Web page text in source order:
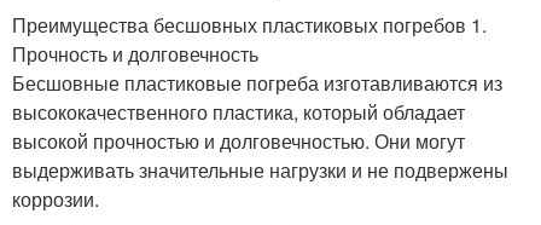
Преимущества бесшовных пластиковых погребов 1.
Прочность и долговечность
Бесшовные пластиковые погреба изготавливаются из
высококачественного пластика, который обладает
высокой прочностью и долговечностью. Они могут
выдерживать значительные нагрузки и не подвержены
коррозии.